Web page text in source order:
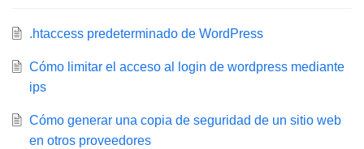
.htaccess predeterminado de WordPress
Cómo limitar el acceso al login de wordpress mediante
ips
Cómo generar una copia de seguridad de un sitio web
en otros proveedores